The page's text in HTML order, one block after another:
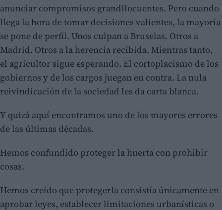
anunciar compromisos grandilocuentes. Pero cuando
llega la hora de tomar decisiones valientes, la mayoría
se pone de perfil. Unos culpan a Bruselas. Otros a
Madrid. Otros a la herencia recibida. Mientras tanto,
el agricultor sigue esperando. El cortoplacismo de los
gobiernos y de los cargos juegan en contra. La nula
reivindicación de la sociedad les da carta blanca.
Y quizá aquí encontramos uno de los mayores errores
de las últimas décadas.
Hemos confundido proteger la huerta con prohibir
cosas.
Hemos creído que protegerla consistía únicamente en
aprobar leyes, establecer limitaciones urbanísticas o